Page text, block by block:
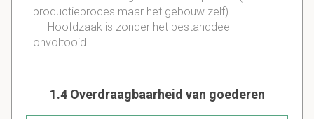
productieproces maar het gebouw zelf)
- Hoofdzaak is zonder het bestanddeel
onvoltooid
1.4 Overdraagbaarheid van goederen